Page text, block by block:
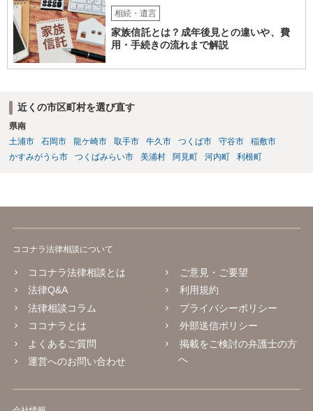
相続・遺言
家族信託とは？成年後見との違いや、費
用・手続きの流れまで解説
近くの市区町村を選び直す
県南
土浦市
石岡市 龍ケ崎市 取手市 牛久市 つくば市 守谷市
稲敷市
かすみがうら市
つくばみらい市 美浦村 阿見町 河内町 利根町
ココナラ法律相談について
ココナラ法律相談とは
法律Q&A
法律相談コラム
ココナラとは
よくあるご質問
運営へのお問い合わせ
ご意見・ご要望
利用規約
プライバシーポリシー
外部送信ポリシー
掲載をご検討の弁護士の方
へ